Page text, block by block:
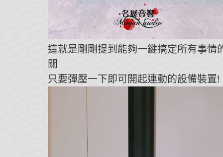
這就是剛剛提到能夠一鍵搞定所有事情
關
只要彈壓一下即可開起連動的設備裝置!